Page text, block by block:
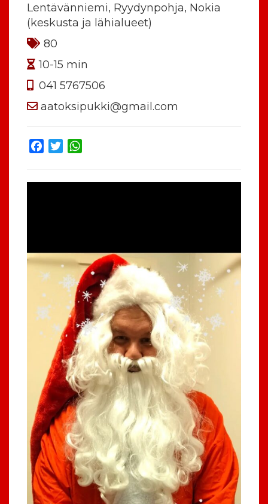
Lentävänniemi, Ryydynpohja, Nokia
(keskusta ja lähialueet)
80
10-15 min
041 5767506
aatoksipukki@gmail.com
Facebook
Twitter